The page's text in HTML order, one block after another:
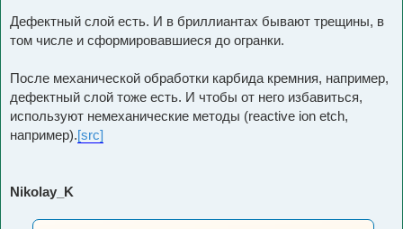
Дефектный слой есть. И в бриллиантах бывают трещины, в
том числе и сформировавшиеся до огранки.
После механической обработки карбида кремния, например,
дефектный слой тоже есть. И чтобы от него избавиться,
используют немеханические методы (reactive ion etch,
например).[src]
Nikolay_K